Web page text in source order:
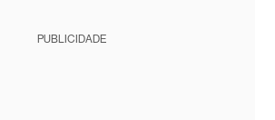
PUBLICIDADE